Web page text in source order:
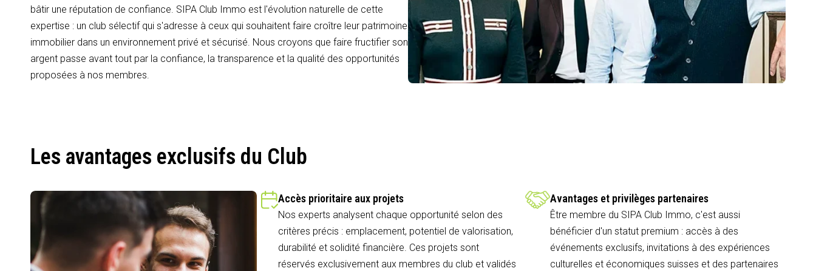
bâtir une réputation de confiance. SIPA Club Immo est l'évolution naturelle de cette
expertise : un club sélectif qui s'adresse à ceux qui souhaitent faire croître leur patrimoine
immobilier dans un environnement privé et sécurisé. Nous croyons que faire fructifier son
argent passe avant tout par la confiance, la transparence et la qualité des opportunités
proposées à nos membres.
Les avantages exclusifs du Club
Accès prioritaire aux projets
Nos experts analysent chaque opportunité selon des
critères précis : emplacement, potentiel de valorisation,
durabilité et solidité financière. Ces projets sont
réservés exclusivement aux membres du club et validés
Avantages et privilèges partenaires
Être membre du SIPA Club Immo, c'est aussi
bénéficier d'un statut premium : accès à des
événements exclusifs, invitations à des expériences
culturelles et économiques suisses et des partenaires